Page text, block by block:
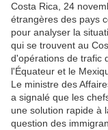
Costa Rica, 24
étrangères des pays
pour analyser la
qui se trouvent au
d'opérations de trafic
l'Équateur et le
Le ministre des
a signalé que les
une solution rapide à
question des